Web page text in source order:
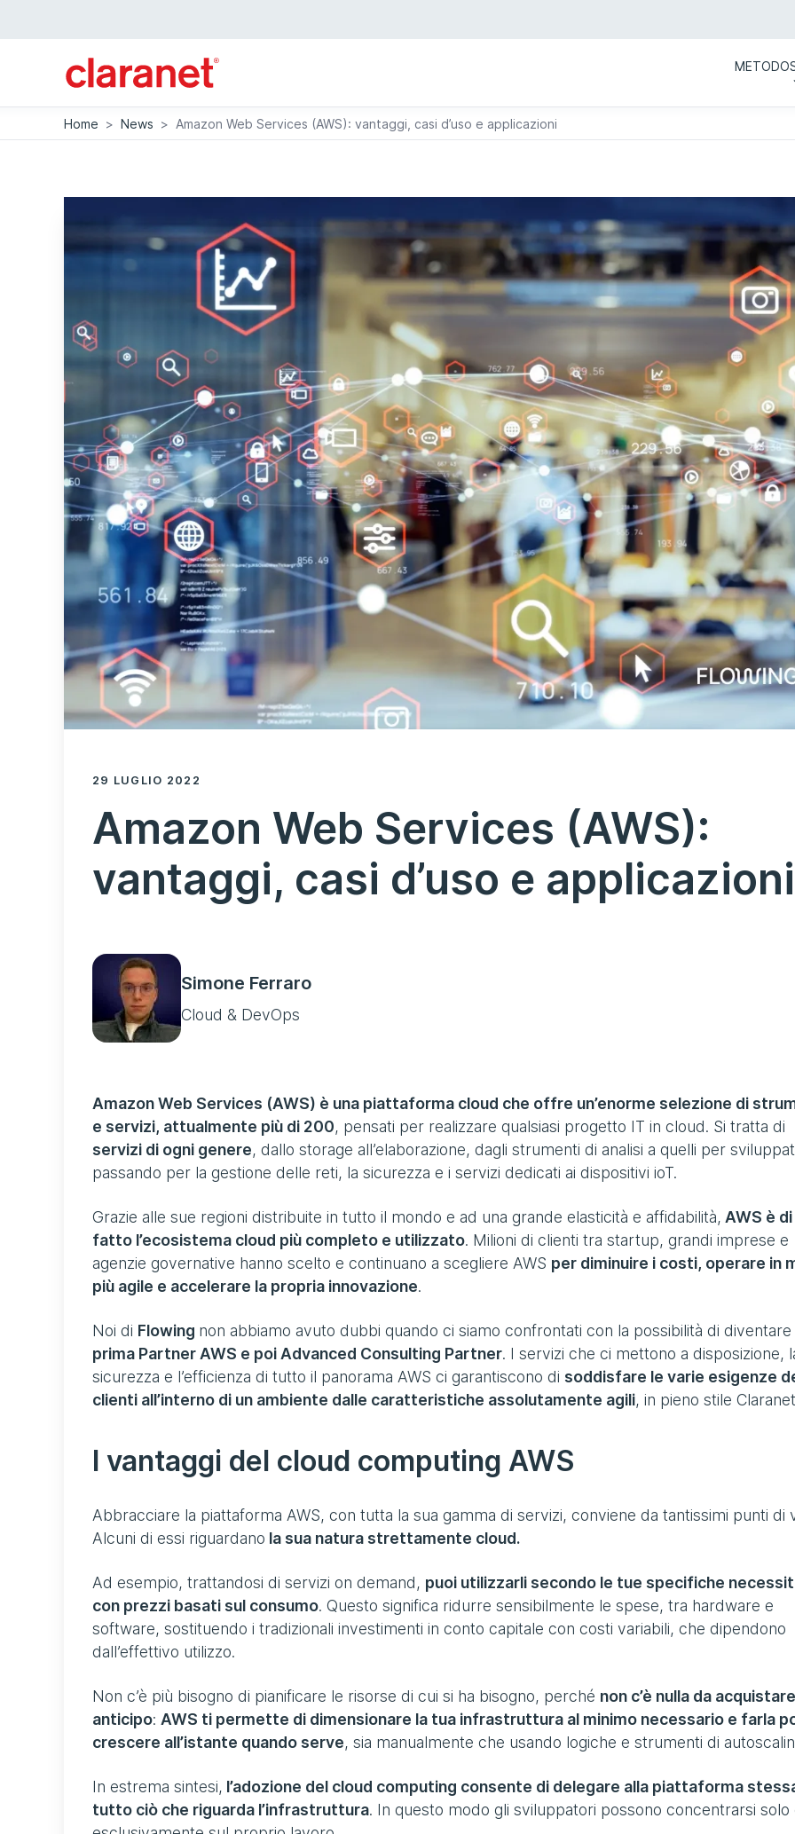
METODO
Home > News > Amazon Web Services (AWS): vantaggi, casi d’uso e applicazioni
29 LUGLIO 2022
Amazon Web Services (AWS):
vantaggi, casi d’uso e applicazioni
Simone Ferraro
Cloud & DevOps
Amazon Web Services (AWS) è una piattaforma cloud che offre un’enorme selezione di
e servizi, attualmente più di 200, pensati per realizzare qualsiasi progetto IT in cloud. Si tratta di
servizi di ogni genere, dallo storage all’elaborazione, dagli strumenti di analisi a quelli per
passando per la gestione delle reti, la sicurezza e i servizi dedicati ai dispositivi ioT.
Grazie alle sue regioni distribuite in tutto il mondo e ad una grande elasticità e affidabilità, AWS è di
fatto l’ecosistema cloud più completo e utilizzato. Milioni di clienti tra startup, grandi imprese e
agenzie governative hanno scelto e continuano a scegliere AWS per diminuire i costi, operare in
più agile e accelerare la propria innovazione.
Noi di Flowing non abbiamo avuto dubbi quando ci siamo confrontati con la possibilità di diventare
prima Partner AWS e poi Advanced Consulting Partner. I servizi che ci mettono a disposizione,
sicurezza e l’efficienza di tutto il panorama AWS ci garantiscono di soddisfare le varie esigenze
clienti all’interno di un ambiente dalle caratteristiche assolutamente agili, in pieno stile
I vantaggi del cloud computing AWS
Abbracciare la piattaforma AWS, con tutta la sua gamma di servizi, conviene da tantissimi punti di
Alcuni di essi riguardano la sua natura strettamente cloud.
Ad esempio, trattandosi di servizi on demand, puoi utilizzarli secondo le tue specifiche
con prezzi basati sul consumo. Questo significa ridurre sensibilmente le spese, tra hardware e
software, sostituendo i tradizionali investimenti in conto capitale con costi variabili, che dipendono
dall’effettivo utilizzo.
Non c’è più bisogno di pianificare le risorse di cui si ha bisogno, perché non c’è nulla da
anticipo: AWS ti permette di dimensionare la tua infrastruttura al minimo necessario e farla
crescere all’istante quando serve, sia manualmente che usando logiche e strumenti di
In estrema sintesi, l’adozione del cloud computing consente di delegare alla piattaforma
tutto ciò che riguarda l’infrastruttura. In questo modo gli sviluppatori possono concentrarsi solo